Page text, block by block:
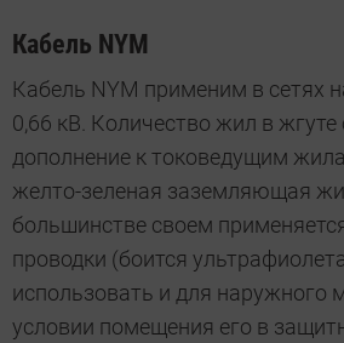
Кабель NYM
Кабель NYM применим в сетях
0,66 кВ. Количество жил в жгуте
дополнение к токоведущим
желто-зеленая заземляющая
большинстве своем
проводки (боится
использовать и для наружного
условии помещения его в